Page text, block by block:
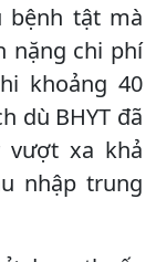
bệnh tật mà
nặng chi phí
khoảng 40
dù BHYT đã
vượt xa khả
nhập trung